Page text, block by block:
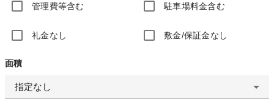
管理費等含む 駐車場料金含む
礼金なし 敷金/保証金なし
面積
指定なし